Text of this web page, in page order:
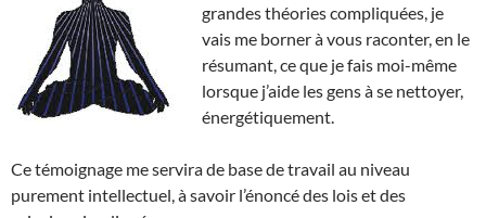
grandes théories compliquées, je
vais me borner à vous raconter, en le
résumant, ce que je fais moi-même
lorsque j’aide les gens à se nettoyer,
énergétiquement.
Ce témoignage me servira de base de travail au niveau
purement intellectuel, à savoir l’énoncé des lois et des